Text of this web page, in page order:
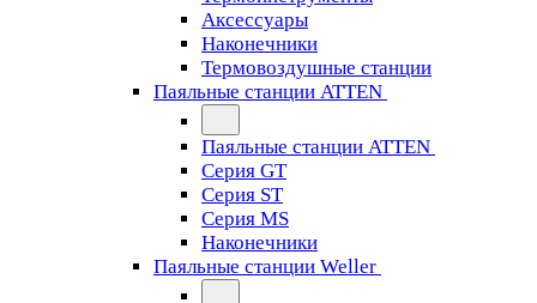
Аксессуары
Наконечники
Термовоздушные станции
Паяльные станции ATTEN
Паяльные станции ATTEN
Серия GT
Серия ST
Серия MS
Наконечники
Паяльные станции Weller